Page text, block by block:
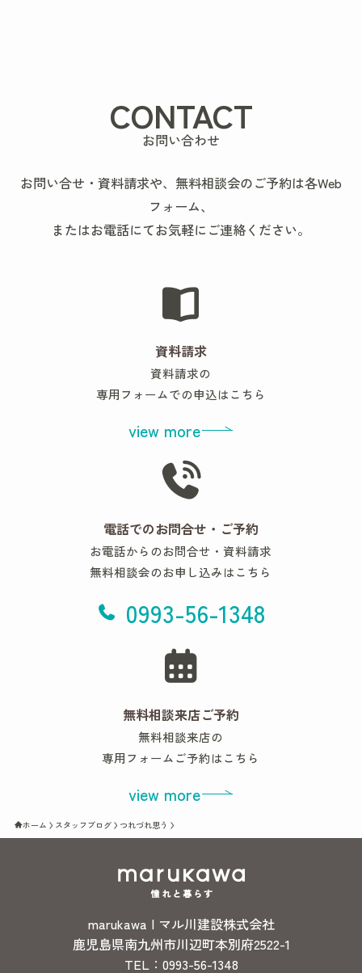
CONTACT
お問い合わせ
お問い合せ・資料請求や、無料相談会のご予約は各Web
フォーム、
またはお電話にてお気軽にご連絡ください。
資料請求
資料請求の
専用フォームでの申込はこちら
view more
電話でのお問合せ・ご予約
お電話からのお問合せ・資料請求
無料相談会のお申し込みはこちら
0993-56-1348
無料相談来店ご予約
無料相談来店の
専用フォームご予約はこちら
view more
ホーム スタッフブログ つれづれ思う
marukawa | マル川建設株式会社
鹿児島県南九州市川辺町本別府2522-1
TEL：0993-56-1348